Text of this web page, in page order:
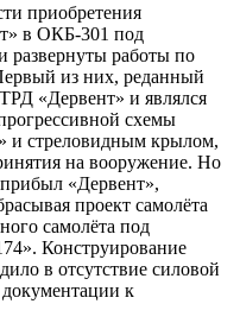
приобретения
в ОКБ-301 под
развернуты работы по
из них, реданный
«Дервент» и являлся
схемы
и стреловидным крылом,
на вооружение. Но
«Дервент»,
проект самолёта
самолёта под
Конструирование
в отсутствие силовой
документации к